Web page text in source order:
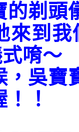
的剃頭
來到
唷～
，吳寶
！